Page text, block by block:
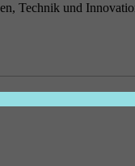
Technik und